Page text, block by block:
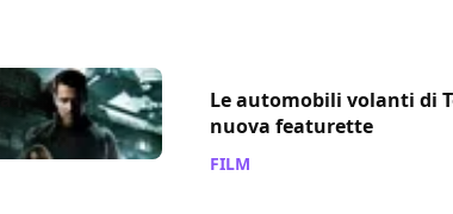
Le automobili volanti di
nuova featurette
FILM